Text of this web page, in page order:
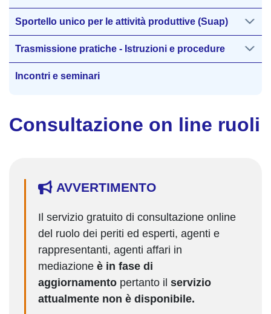
Consultazione on line ruoli
AVVERTIMENTO
Il servizio gratuito di consultazione online
del ruolo dei periti ed esperti, agenti e
rappresentanti, agenti affari in
mediazione è in fase di
aggiornamento pertanto il servizio
attualmente non è disponibile.
Sportello unico per le attività produttive (Suap)
Trasmissione pratiche - Istruzioni e procedure
Incontri e seminari